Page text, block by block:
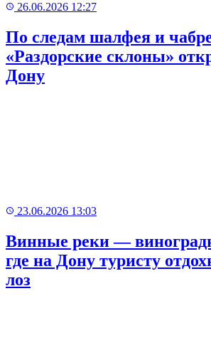
26.06.2026 12:27
По следам шалфея и
«Раздорские склоны»
Дону
23.06.2026 13:03
Винные реки —
где на Дону туристу
лоз